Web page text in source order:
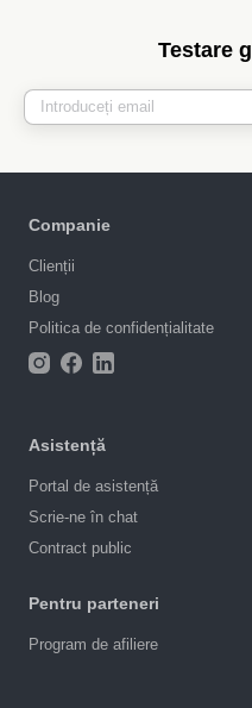
Testare
Companie
Clienții
Blog
Politica de confidențialitate
Asistență
Portal de asistență
Scrie-ne în chat
Contract public
Pentru parteneri
Program de afiliere